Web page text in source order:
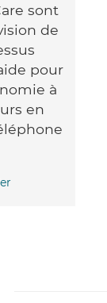
sont
de
pour
à
en